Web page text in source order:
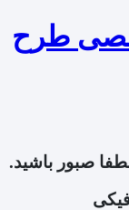
صبور باشید.